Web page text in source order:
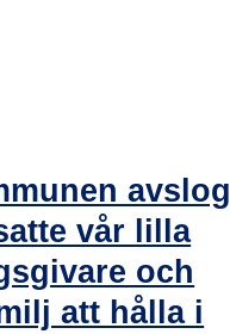
avslog
vår lilla
och
att hålla i